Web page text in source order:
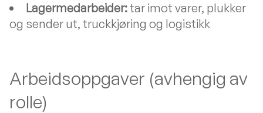
Lagermedarbeider:tar imot varer, plukker
og sender ut, truckkjøring og logistikk
Arbeidsoppgaver (avhengig av
rolle)